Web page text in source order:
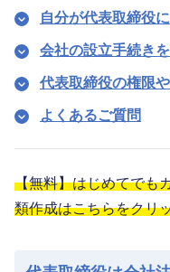
自分が代表取締役
会社の設立手続き
代表取締役の権限
よくあるご質問
【無料】はじめてでも
類作成はこちらをクリ